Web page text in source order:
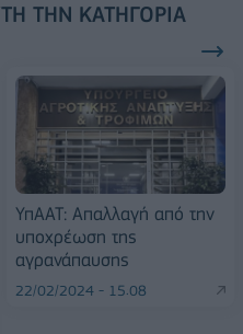
ΤΗΝ ΚΑΤΗΓΟΡΊΑ
ΥπΑΑΤ: Απαλλαγή από την
υποχρέωση της
αγρανάπαυσης
22/02/2024 - 15:08